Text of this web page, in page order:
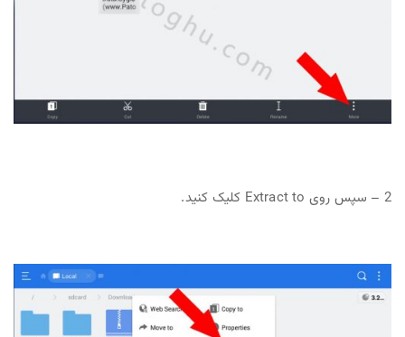
2 – سپس روی Extract to کلیک کنید.